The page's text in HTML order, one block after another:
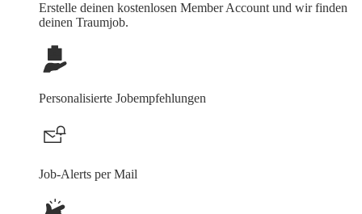
Erstelle deinen kostenlosen Member Account und wir finden
deinen Traumjob.
Personalisierte Jobempfehlungen
Job-Alerts per Mail